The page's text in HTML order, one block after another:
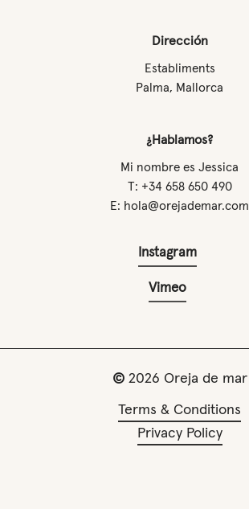
Dirección
Establiments
Palma, Mallorca
¿Hablamos?
Mi nombre es Jessica
T: +34 658 650 490
E: hola@orejademar.com
Instagram
Vimeo
© 2026 Oreja de mar
Terms & Conditions
Privacy Policy